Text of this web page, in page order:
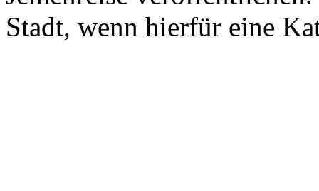
Stadt, wenn hierfür eine